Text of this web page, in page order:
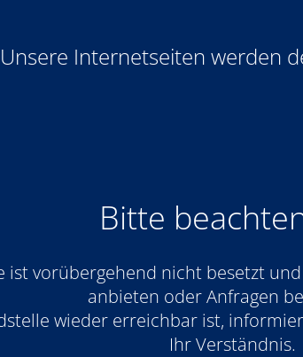
Unsere Internetseiten werden
Bitte
ist vorübergehend nicht besetzt
anbieten oder Anfragen
wieder erreichbar ist,
Ihr Verständnis.